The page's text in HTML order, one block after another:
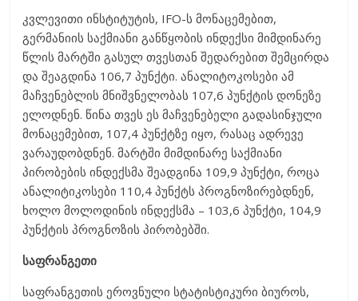
კვლევითი ინსტიტუტის, IFO-ს მონაცემებით,
გერმანიის საქმიანი განწყობის ინდექსი მიმდინარე
წლის მარტში გასულ თვესთან შედარებით შემცირდა
და შეაგდინა 106,7 პუნქტი. ანალიტოკოსები ამ
მაჩვენებლის მნიშვნელობას 107,6 პუნქტის დონეზე
ელოდნენ. წინა თვეს ეს მაჩვენებელი გადასინჯული
მონაცემებით, 107,4 პუნქტზე იყო, რასაც ადრევე
ვარაუდობდნენ. მარტში მიმდინარე საქმიანი
პირობების ინდექსმა შეადგინა 109,9 პუნქტი, როცა
ანალიტიკოსები 110,4 პუნქტს პროგნოზირებდნენ,
ხოლო მოლოდინის ინდექსმა – 103,6 პუნქტი, 104,9
პუნქტის პროგნოზის პირობებში.
საფრანგეთი
საფრანგეთის ეროვნული სტატისტიკური ბიუროს,